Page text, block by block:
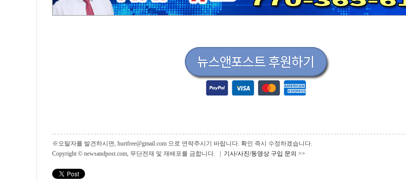
※오탈자를 발견하시면, hurtfree@gmail.com 으로 연락주시기 바랍니다. 확인 즉시 수정하겠습니다.
Copyright © newsandpost.com, 무단전재 및 재배포를 금합니다. | 기사/사진/동영상 구입 문의 >>